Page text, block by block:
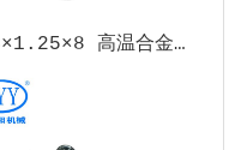
ST8×1.25×8 高温合金螺纹嵌件 X750材质GJB119.1A-2001